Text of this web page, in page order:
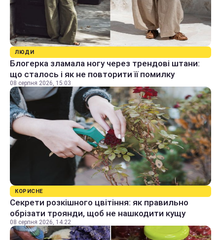
ЛЮДИ
Блогерка зламала ногу через трендові штани:
що сталось і як не повторити її помилку
08 серпня 2026, 15:03
КОРИСНЕ
Секрети розкішного цвітіння: як правильно
обрізати троянди, щоб не нашкодити кущу
08 серпня 2026, 14:22